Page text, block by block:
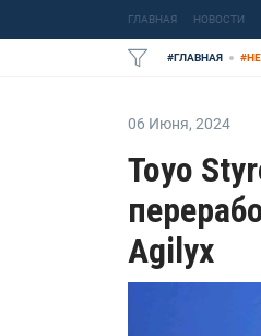
ГЛАВНАЯ НОВОСТИ
#ГЛАВНАЯ #
06 Июня, 2024
Toyo
Agilyx